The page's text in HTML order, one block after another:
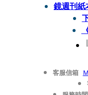
鏡週刊紙
客服信箱